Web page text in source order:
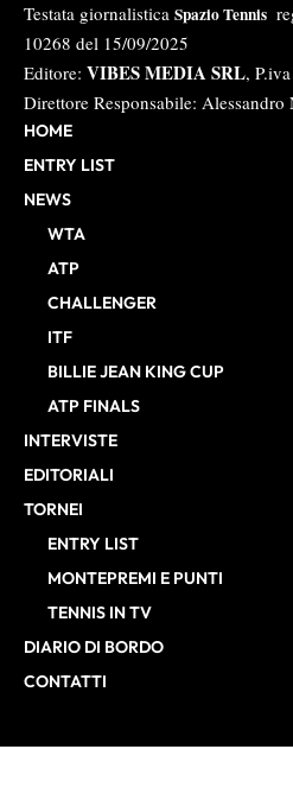
Testata giornalistica Spazio Tennis
10268 del 15/09/2025
Editore: VIBES MEDIA SRL,
Direttore Responsabile:
HOME
ENTRY LIST
NEWS
WTA
ATP
CHALLENGER
ITF
BILLIE JEAN KING CUP
ATP FINALS
INTERVISTE
EDITORIALI
TORNEI
ENTRY LIST
MONTEPREMI E PUNTI
TENNIS IN TV
DIARIO DI BORDO
CONTATTI